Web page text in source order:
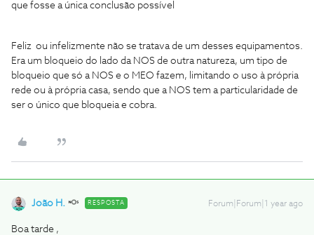
que fosse a única conclusão possível
Feliz ou infelizmente não se tratava de um desses equipamentos.
Era um bloqueio do lado da NOS de outra natureza, um tipo de
bloqueio que só a NOS e o MEO fazem, limitando o uso à própria
rede ou à própria casa, sendo que a NOS tem a particularidade de
ser o único que bloqueia e cobra.
João H. RESPOSTA Forum|Forum|1 year ago
Boa tarde ,